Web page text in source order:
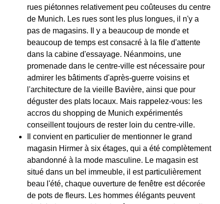
rues piétonnes relativement peu coûteuses du centre
de Munich. Les rues sont les plus longues, il n'y a
pas de magasins. Il y a beaucoup de monde et
beaucoup de temps est consacré à la file d'attente
dans la cabine d'essayage. Néanmoins, une
promenade dans le centre-ville est nécessaire pour
admirer les bâtiments d'après-guerre voisins et
l'architecture de la vieille Bavière, ainsi que pour
déguster des plats locaux. Mais rappelez-vous: les
accros du shopping de Munich expérimentés
conseillent toujours de rester loin du centre-ville.
Il convient en particulier de mentionner le grand
magasin Hirmer à six étages, qui a été complètement
abandonné à la mode masculine. Le magasin est
situé dans un bel immeuble, il est particulièrement
beau l'été, chaque ouverture de fenêtre est décorée
de pots de fleurs. Les hommes élégants peuvent